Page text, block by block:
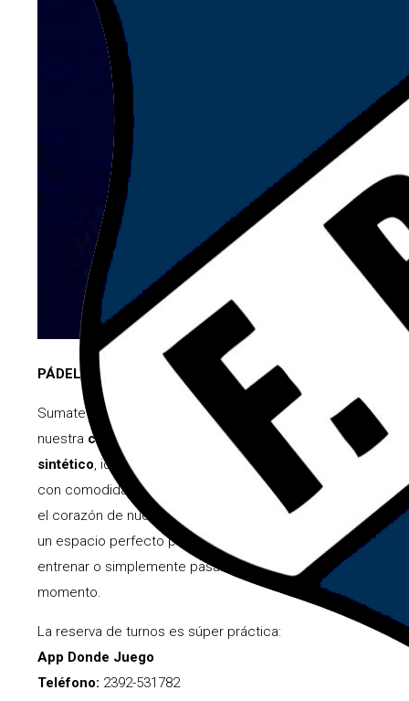
PÁDEL EN CLUB ARGENTINO
Sumate a la experiencia del pádel en
nuestra cancha renovada con césped
sintético, ideal para disfrutar del deporte
con comodidad y rendimiento. Ubicada en
el corazón de nuestro predio, te ofrecemos
un espacio perfecto para jugar con amigos,
entrenar o simplemente pasar un buen
momento.
La reserva de turnos es súper práctica:
App Donde Juego
Teléfono: 2392-531782